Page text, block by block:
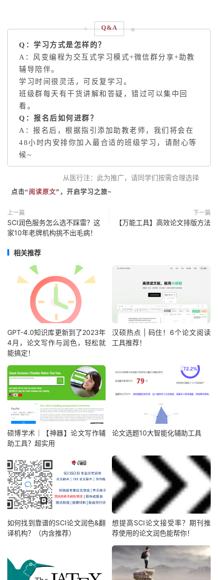
Q&A
Q：学习方式是怎样的？
A：风变编程为交互式学习模式+微信群分享+助教
辅导陪伴。
学习时间很灵活，可反复学习。
班级群每天有干货讲解和答疑，错过可以集中回
看。
Q：报名后如何进群？
A：报名后，根据指引添加助教老师，我们将会在
48小时内安排你加入最合适的班级学习，请耐心等
候~
从医行注：此为推广，请同学们按需合理选择
点击“ 阅读原文” ，开启学习之旅~
上一篇
SCI润色服务怎么选不踩雷？这
家10年老牌机构挑不出毛病！
下一篇
【万能工具】高效论文排版方法
相关推荐
GPT-4.0知识库更新到了2023年
4月，论文写作与润色，轻松就
能搞定！
汉硕热点 | 码住！6个论文阅读
工具推荐！
硕博学术｜【神器】论文写作辅
助工具？超实用
论文选题10大智能化辅助工具
如何找到靠谱的SCI论文润色&翻
译机构？（内含推荐）
想提高SCI论文接受率？期刊推
荐使用的论文润色能帮你！